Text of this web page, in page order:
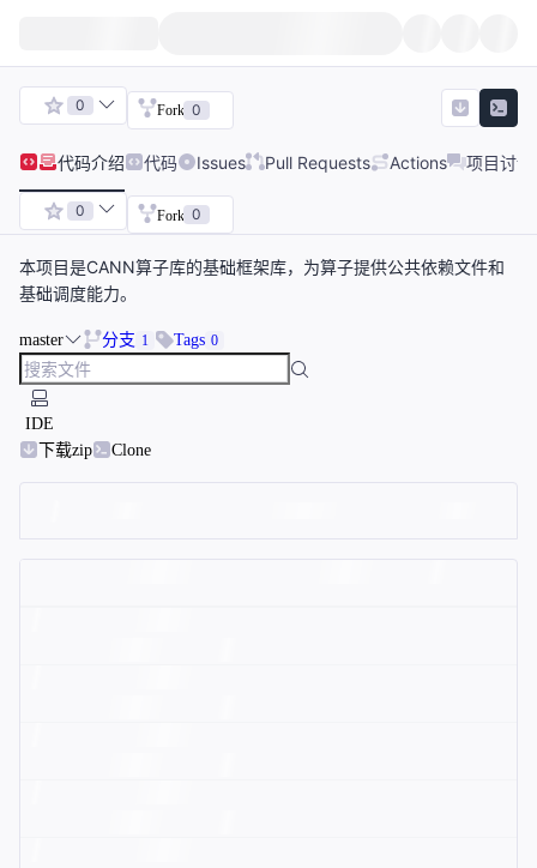
0 Fork 0
代码介绍 代码 Issues Pull Requests Actions 项目讨论
0 Fork 0
本项目是CANN算子库的基础框架库，为算子提供公共依赖文件和
基础调度能力。
master 分支 1 Tags 0
IDE
下载zip
Clone